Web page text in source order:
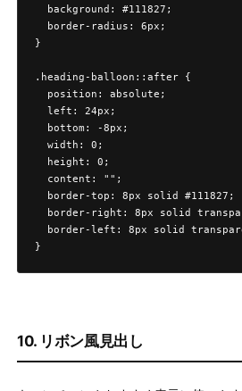
  background: #111827;
  border-radius: 6px;
}
.heading-balloon::after {
  position: absolute;
  left: 24px;
  bottom: -8px;
  width: 0;
  height: 0;
  content: "";
  border-top: 8px solid #111827;
border-right: 8px solid
border-left: 8px solid
}
10. リボン風見出し